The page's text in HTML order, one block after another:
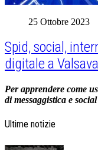
25 Ottobre 2023
Spid, social,
digitale a
Per apprendere come
di messaggistica e
Ultime notizie